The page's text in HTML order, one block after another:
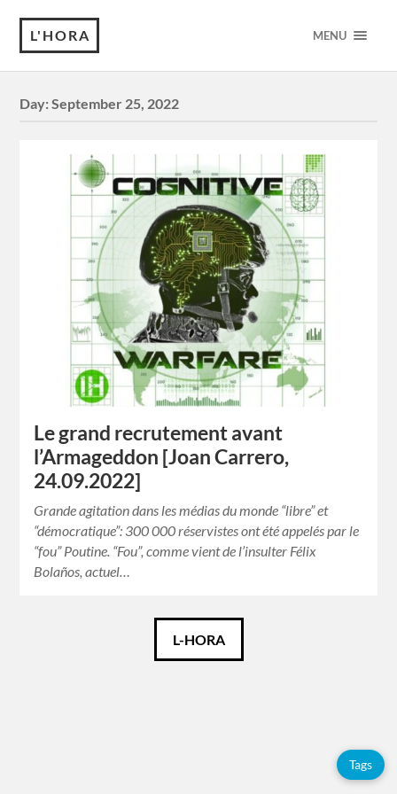
L'HORA MENU
Day:September 25, 2022
Le grand recrutement avant
l’Armageddon [Joan Carrero,
24.09.2022]
Grande agitation dans les médias du monde “libre” et
“démocratique”: 300 000 réservistes ont été appelés par le
“fou” Poutine. “Fou”, comme vient de l’insulter Félix
Bolaños, actuel…
L-HORA
Tags